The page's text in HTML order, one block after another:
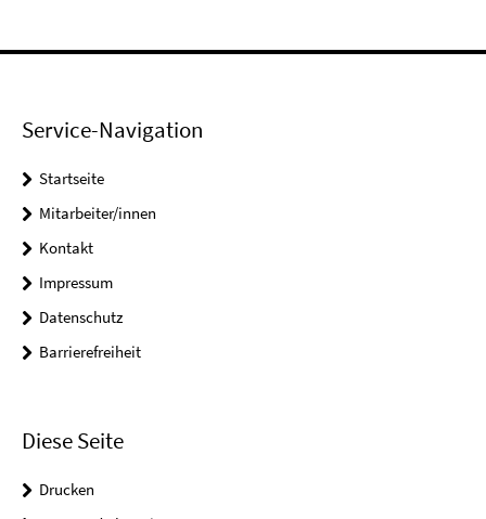
Service-Navigation
Startseite
Mitarbeiter/innen
Kontakt
Impressum
Datenschutz
Barrierefreiheit
Diese Seite
Drucken